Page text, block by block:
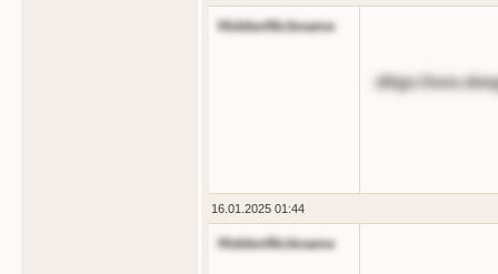
HiddenNickname
dttgs://
16.01.2025 01:44
HiddenNickname